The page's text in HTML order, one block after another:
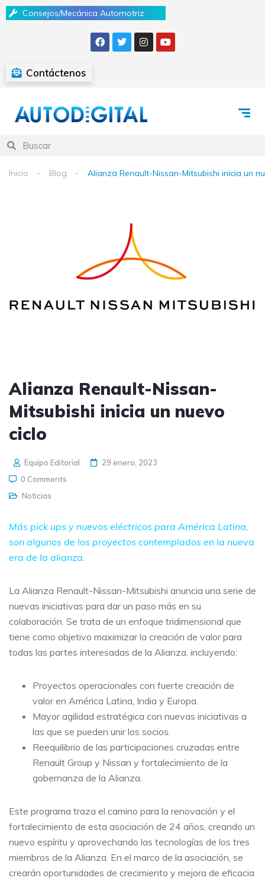
Consejos/Mecánica Automotriz
Contáctenos
Inicio Blog Alianza Renault-Nissan-Mitsubishi inicia un
Alianza Renault-Nissan-
Mitsubishi inicia un nuevo
ciclo
Equipo Editorial
29 enero, 2023
0 Comments
Noticias
Más pick ups y nuevos eléctricos para América Latina,
son algunos de los proyectos contemplados en la nueva
era de la alianza.
La Alianza Renault-Nissan-Mitsubishi anuncia una serie de
nuevas iniciativas para dar un paso más en su
colaboración. Se trata de un enfoque tridimensional que
tiene como objetivo maximizar la creación de valor para
todas las partes interesadas de la Alianza, incluyendo:
Proyectos operacionales con fuerte creación de
valor en América Latina, India y Europa.
Mayor agilidad estratégica con nuevas iniciativas a
las que se pueden unir los socios.
Reequilibrio de las participaciones cruzadas entre
Renault Group y Nissan y fortalecimiento de la
gobernanza de la Alianza.
Este programa traza el camino para la renovación y el
fortalecimiento de esta asociación de 24 años, creando un
nuevo espíritu y aprovechando las tecnologías de los tres
miembros de la Alianza. En el marco de la asociación, se
crearán oportunidades de crecimiento y mejora de eficacia